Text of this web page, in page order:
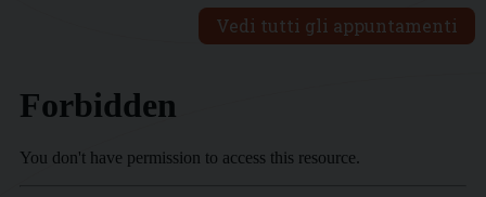
Vedi tutti gli appuntamenti